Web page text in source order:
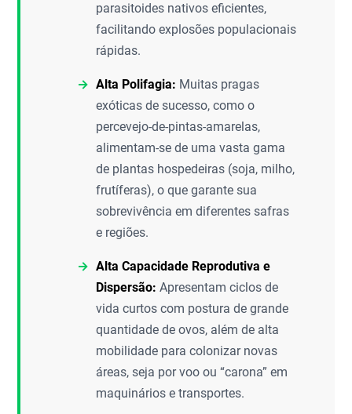
parasitoides nativos eficientes,
facilitando explosões populacionais
rápidas.
Alta Polifagia: Muitas pragas
exóticas de sucesso, como o
percevejo-de-pintas-amarelas,
alimentam-se de uma vasta gama
de plantas hospedeiras (soja, milho,
frutíferas), o que garante sua
sobrevivência em diferentes safras
e regiões.
Alta Capacidade Reprodutiva e
Dispersão: Apresentam ciclos de
vida curtos com postura de grande
quantidade de ovos, além de alta
mobilidade para colonizar novas
áreas, seja por voo ou “carona” em
maquinários e transportes.